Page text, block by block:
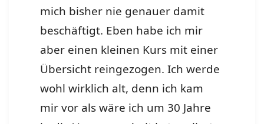
mich bisher nie genauer damit
beschäftigt. Eben habe ich mir
aber einen kleinen Kurs mit einer
Übersicht reingezogen. Ich werde
wohl wirklich alt, denn ich kam
mir vor als wäre ich um 30 Jahre